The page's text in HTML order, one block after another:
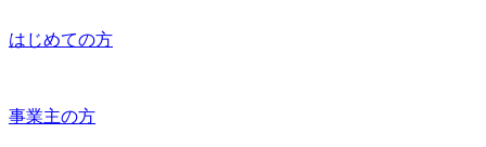
はじめての方
事業主の方